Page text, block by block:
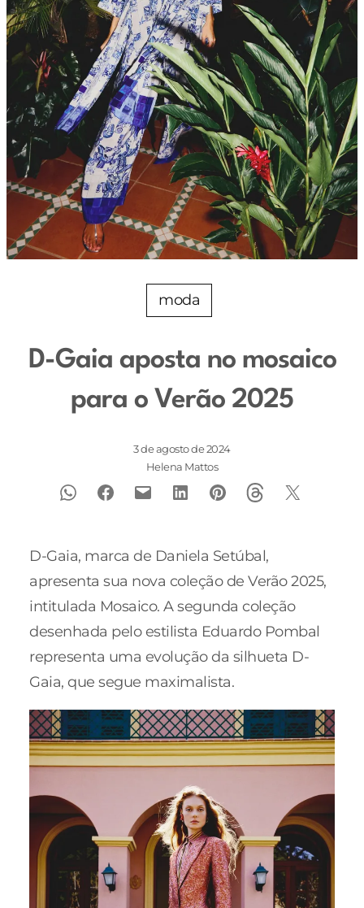
moda
D-Gaia aposta no mosaico
para o Verão 2025
3 de agosto de 2024
Helena Mattos
D-Gaia, marca de Daniela Setúbal,
apresenta sua nova coleção de Verão 2025,
intitulada Mosaico. A segunda coleção
desenhada pelo estilista Eduardo Pombal
representa uma evolução da silhueta D-
Gaia, que segue maximalista.